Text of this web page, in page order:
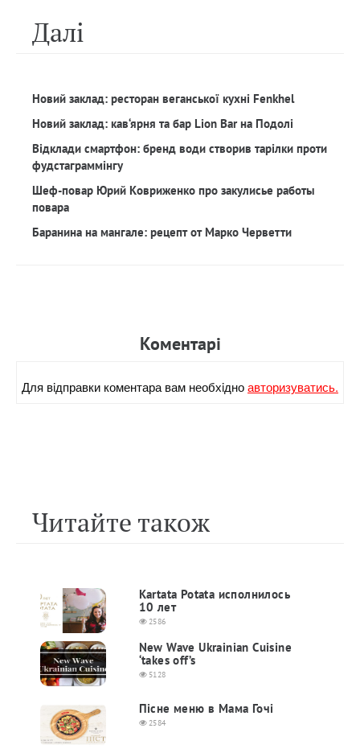
Далi
Новий заклад: ресторан веганської кухні Fenkhel
Новий заклад: кав‘ярня та бар Lion Bar на Подолі
Відклади смартфон: бренд води створив тарілки проти
фудстаграммінгу
Шеф-повар Юрий Ковриженко про закулисье работы
повара
Баранина на мангале: рецепт от Марко Черветти
Коментарi
Для вiдправки коментара вам необхiдноавторизуватись.
Читайте також
Kartata Potata исполнилось
10 лет
2586
New Wave Ukrainian Cuisine
‘takes off’s
5128
Пісне меню в Мама Гочі
2584